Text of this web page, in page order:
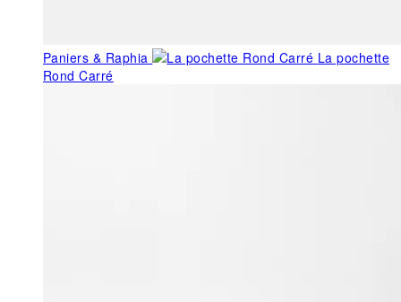
Paniers & Raphia
La pochette
Rond Carré